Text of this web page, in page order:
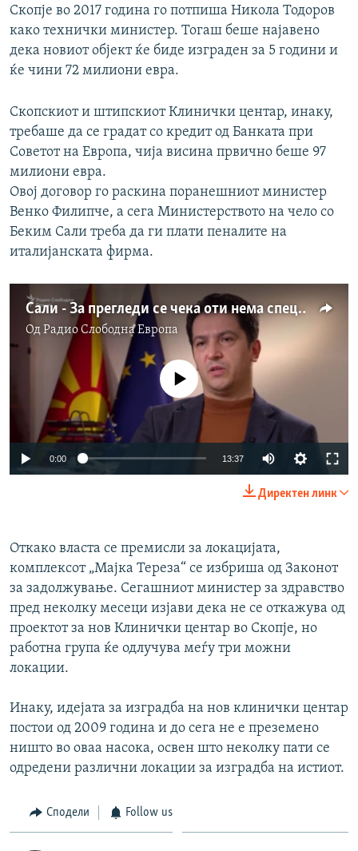
Скопје во 2017 година го потпиша Никола Тодоров
како технички министер. Тогаш беше најавено
дека новиот објект ќе биде изграден за 5 години и
ќе чини 72 милиони евра.
Скопскиот и штипскиот Клинички центар, инаку,
требаше да се градат со кредит од Банката при
Советот на Европа, чија висина првично беше 97
милиони евра.
Овој договор го раскина поранешниот министер
Венко Филипче, а сега Министерството на чело со
Беким Сали треба да ги плати пеналите на
италијанската фирма.
Сали - За прегледи се чека оти нема специјалисти
ОдРадио Слободна Eвропа
720p 1080p
No media source currently available
0:00 13:37
720p
1080p
Директен линк
Откако власта се премисли за локацијата,
комплексот „Мајка Тереза“ се избриша од Законот
за задолжување. Сегашниот министер за здравство
пред неколку месеци изјави дека не се откажува од
проектот за нов Клинички центар во Скопје, но
работна група ќе одлучува меѓу три можни
локации.
Инаку, идејата за изградба на нов клинички центар
постои од 2009 година и до сега не е преземено
ништо во оваа насока, освен што неколку пати се
одредени различни локации за изградба на истиот.
Сподели Follow us